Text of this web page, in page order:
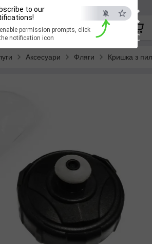
×
ESC
to our
permission prompts, click
notification icon
Аксесуари Фляги Кришка з